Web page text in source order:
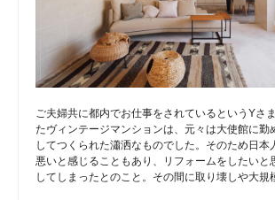
ご夫婦共に都内でお仕事をされているというYさ
たヴィンテージマンションは、元々は大使館に勤
してつくられた瀟洒なものでした。そのため日本
悪いと感じることもあり、リフォームをしたいと
してしまったとのこと。その間に取り壊しや大規